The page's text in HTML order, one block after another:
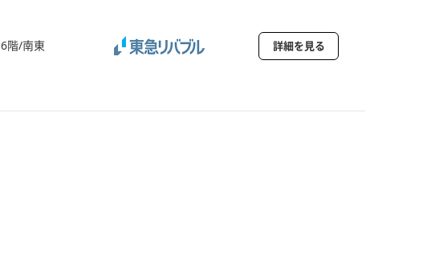
6階/南東 詳細を見る